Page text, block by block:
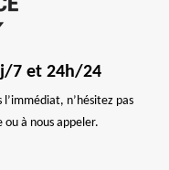
7 et 24h/24
l’immédiat, n’hésitez pas
à nous appeler.